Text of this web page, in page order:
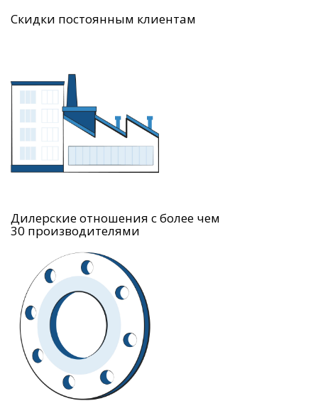
Скидки постоянным клиентам
Дилерские отношения с более чем
30 производителями